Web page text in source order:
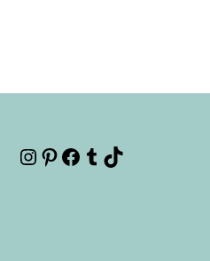
Instagram
Pinterest
Facebook
Tumblr